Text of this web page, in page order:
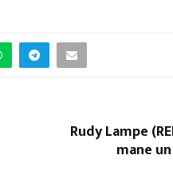
Rudy Lampe
mane